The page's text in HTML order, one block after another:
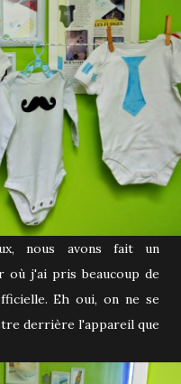
nous avons fait un
où j'ai pris beaucoup de
Eh oui, on ne se
derrière l'appareil que